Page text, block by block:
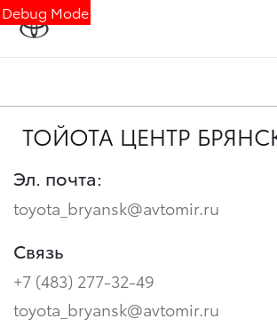
Debug Mode
ТОЙОТА ЦЕНТР
Эл. почта:
toyota_bryansk@avtomir.ru
Связь
+7 (483) 277-32-49
toyota_bryansk@avtomir.ru